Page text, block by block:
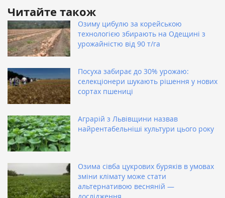
Читайте також
Озиму цибулю за корейською
технологією збирають на Одещині з
урожайністю від 90 т/га
Посуха забирає до 30% урожаю:
селекціонери шукають рішення у нових
сортах пшениці
Аграрій з Львівщини назвав
найрентабельніші культури цього року
Озима сівба цукрових буряків в умовах
зміни клімату може стати
альтернативою весняній —